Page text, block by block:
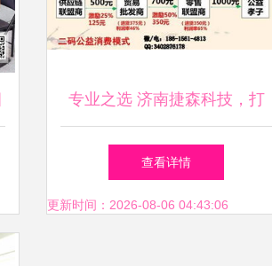
专业之选 济南捷森科技，打
造优质二码公益全返系统APP
查看详情
更新时间：2026-08-06 04:43:06